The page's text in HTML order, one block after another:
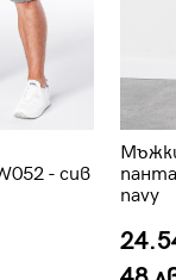
- сив
navy